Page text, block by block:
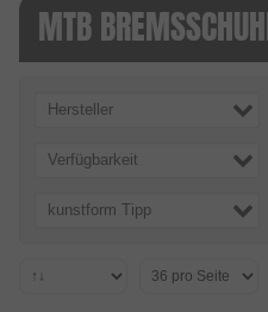
MTB
Hersteller
Verfügbarkeit
kunstform Tipp